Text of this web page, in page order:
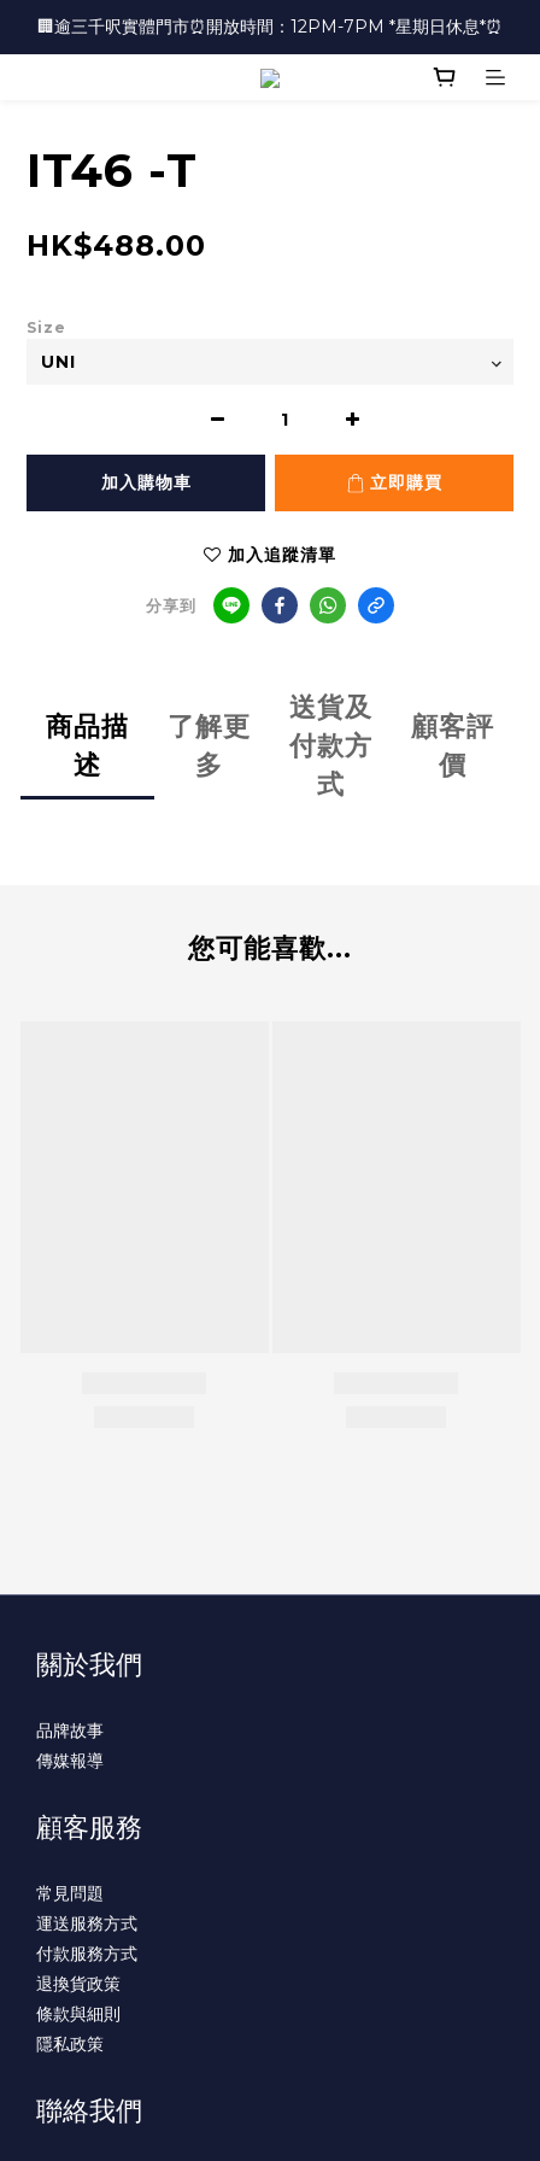
🏢逾三千呎實體門市⏰開放時間：12PM-7PM *星期日休息*⏰
🏢逾三千呎實體門市⏰開放時間：12PM-7PM *星期日休息*⏰
👜📣 歡迎隨時光臨 📣💍
🏢逾三千呎實體門市⏰開放時間：12PM-7PM *星期日休息*⏰
IT46 -T
HK$488.00
Size
加入購物車 立即購買
加入追蹤清單
分享到
商品描
述
了解更
多
送貨及
付款方
式
顧客評
價
您可能喜歡...
關於我們
品牌故事
傳媒報導
顧客服務
常見問題
運送服務方式
付款服務方式
退換貨政策
條款與細則
隱私政策
聯絡我們